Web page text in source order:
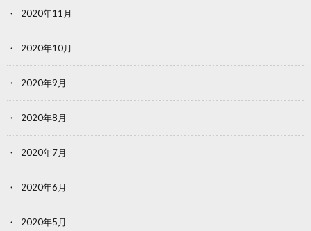
2020年11月
2020年10月
2020年9月
2020年8月
2020年7月
2020年6月
2020年5月